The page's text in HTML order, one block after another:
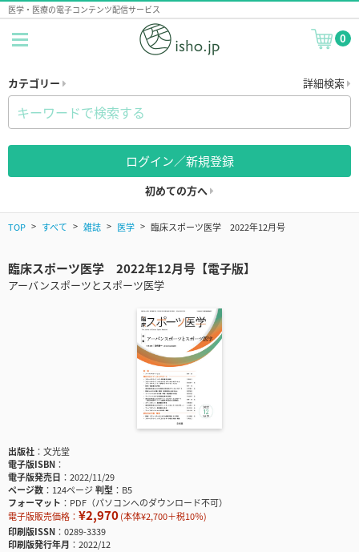
医学・医療の電子コンテンツ配信サービス
0
カテゴリー 詳細検索
ログイン／新規登録
初めての方へ
TOP すべて 雑誌 医学 臨床スポーツ医学 2022年12月号
臨床スポーツ医学 2022年12月号【電子版】
アーバンスポーツとスポーツ医学
出版社
文光堂
電子版ISBN
電子版発売日
2022/11/29
ページ数
124ページ判型
B5
フォーマット
PDF（パソコンへのダウンロード不可）
電子版販売価格： ¥2,970(本体¥2,700＋税10％)
印刷版ISSN
0289-3339
印刷版発行年月
2022/12